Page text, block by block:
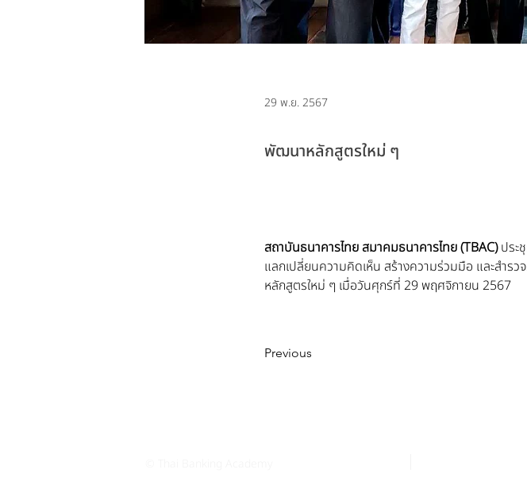
29 พ.ย. 2567
พัฒนาหลักสูตรใหม่ ๆ
สถาบันธนาคารไทย สมาคมธนาคารไทย (TBAC) ประ
แลกเปลี่ยนความคิดเห็น สร้างความร่วมมือ และสำร
หลักสูตรใหม่ ๆ เมื่อวันศุกร์ที่ 29 พฤศจิกายน 2567
Previous